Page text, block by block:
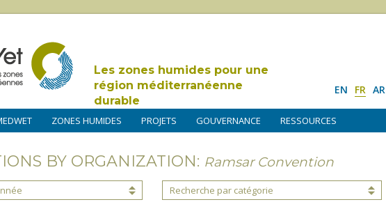
Les zones humides pour une
région méditerranéenne
durable
EN FR AR
ZONES HUMIDES PROJETS GOUVERNANCE RESSOURCES
BY ORGANIZATION: Ramsar Convention
Recherche par catégorie